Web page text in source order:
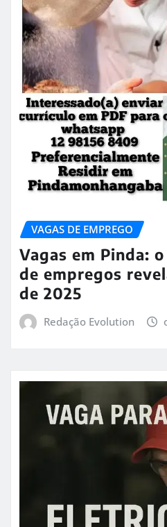
VAGAS DE EMPREGO
Vagas em Pinda:
de empregos
de 2025
Redação Evolution